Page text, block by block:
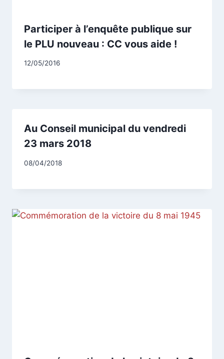
Participer à l’enquête publique sur
le PLU nouveau : CC vous aide !
Par
12/05/2016
Au Conseil municipal du vendredi
23 mars 2018
Par
08/04/2018